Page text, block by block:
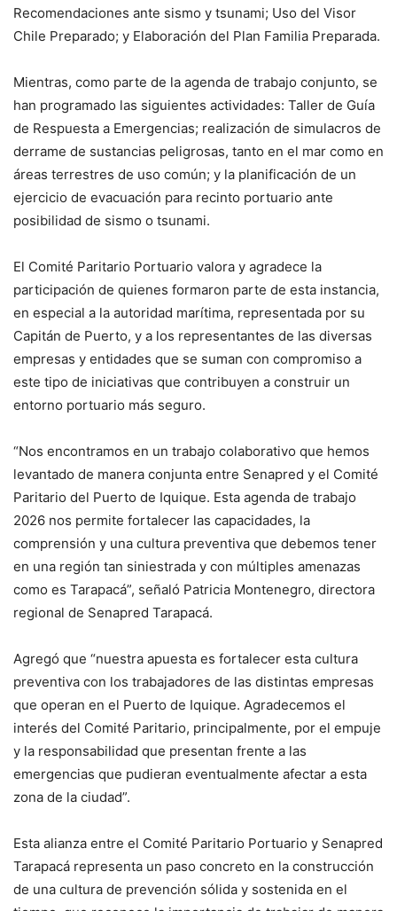
Recomendaciones ante sismo y tsunami; Uso del Visor
Chile Preparado; y Elaboración del Plan Familia Preparada.
Mientras, como parte de la agenda de trabajo conjunto, se
han programado las siguientes actividades: Taller de Guía
de Respuesta a Emergencias; realización de simulacros de
derrame de sustancias peligrosas, tanto en el mar como en
áreas terrestres de uso común; y la planificación de un
ejercicio de evacuación para recinto portuario ante
posibilidad de sismo o tsunami.
El Comité Paritario Portuario valora y agradece la
participación de quienes formaron parte de esta instancia,
en especial a la autoridad marítima, representada por su
Capitán de Puerto, y a los representantes de las diversas
empresas y entidades que se suman con compromiso a
este tipo de iniciativas que contribuyen a construir un
entorno portuario más seguro.
“Nos encontramos en un trabajo colaborativo que hemos
levantado de manera conjunta entre Senapred y el Comité
Paritario del Puerto de Iquique. Esta agenda de trabajo
2026 nos permite fortalecer las capacidades, la
comprensión y una cultura preventiva que debemos tener
en una región tan siniestrada y con múltiples amenazas
como es Tarapacá”, señaló Patricia Montenegro, directora
regional de Senapred Tarapacá.
Agregó que “nuestra apuesta es fortalecer esta cultura
preventiva con los trabajadores de las distintas empresas
que operan en el Puerto de Iquique. Agradecemos el
interés del Comité Paritario, principalmente, por el empuje
y la responsabilidad que presentan frente a las
emergencias que pudieran eventualmente afectar a esta
zona de la ciudad”.
Esta alianza entre el Comité Paritario Portuario y Senapred
Tarapacá representa un paso concreto en la construcción
de una cultura de prevención sólida y sostenida en el